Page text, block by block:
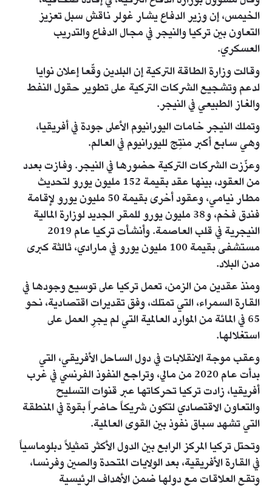
الخيمس، إن وزير الدفاع يشار غولر ناقش سبل تعزيز
التعاون بين تركيا والنيجر في مجال الدفاع والتدريب
العسكري.
وقالت وزارة الطاقة التركية إن البلدين وقّعا إعلان نوايا
لدعم وتشجيع الشركات التركية على تطوير حقول النفط
والغاز الطبيعي في النيجر.
وتملك النيجر خامات اليورانيوم الأعلى جودة في أفريقيا،
وهي سابع أكبر منتِج لليورانيوم في العالم.
وعزّزت الشركات التركية حضورها في النيجر. وفازت بعدد
من العقود، بينها عقد بقيمة 152 مليون يورو لتحديث
مطار نيامي، وعقود أخرى بقيمة 50 مليون يورو لإقامة
فندق فخم، و38 مليون يورو للمقر الجديد لوزارة المالية
النيجرية في قلب العاصمة. وأنشأت تركيا عام 2019
مستشفى بقيمة 100 مليون يورو في مارادي، ثالثة كبرى
مدن البلاد.
ومنذ عقدين من الزمن، تعمل تركيا على توسيع وجودها في
القارة السمراء، التي تمتلك، وفق تقديرات اقتصادية، نحو
65 في المائة من الموارد العالمية التي لم يجرِ العمل على
استغلالها.
وعقب موجة الانقلابات في دول الساحل الأفريقي، التي
بدأت عام 2020 من مالي، وتراجع النفوذ الفرنسي في غرب
أفريقيا، زادت تركيا تحركاتها عبر قنوات التسليح
والتعاون الاقتصادي لتكون شريكاً حاضراً بقوة في المنطقة
التي تشهد سباق نفوذ بين القوى العالمية.
وتحتل تركيا المركز الرابع بين الدول الأكثر تمثيلاً دبلوماسياً
في القارة الأفريقية، بعد الولايات المتحدة والصين وفرنسا،
وتقع العلاقات مع دولها ضمن الأهداف الرئيسية